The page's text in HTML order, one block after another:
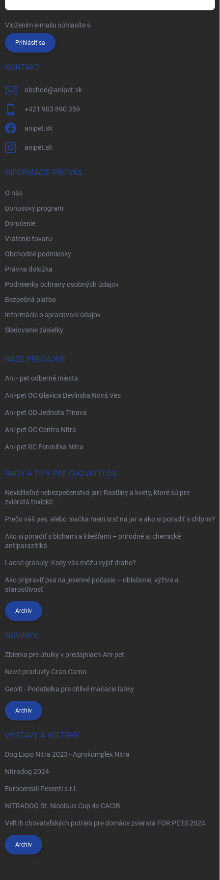
Vložením e-mailu súhlasíte s
Prihlásiť sa
KONTAKT
obchod@anipet.sk
+421 903 890 359
anipet.sk
anipet.sk
INFORMÁCIE PRE VÁS
O nás
Bonusový program
Doručenie
Vrátenie tovaru
Obchodné podmienky
Právna doložka
Podmienky ochrany osobných údajov
Bezpečná platba
Informácie o spracúvaní údajov
Sledovanie zásielky
NAŠE PREDAJNE
Ani - pet odberné miesta
Ani-pet OC Glavica Devínska Nová Ves
Ani-pet OD Jednota Trnava
Ani-pet OC Centro Nitra
Ani-pet RC Ferenitka Nitra
RADY A TIPY PRE CHOVATEĽOV
Neviditeľné nebezpečenstvá jari: Rastliny a kvety, ktoré sú pre
zvieratá toxické
Prečo váš pes, alebo mačka mení srsť na jar a ako si poradiť s chlpmi?
Ako si poradiť s blchami a kliešťami – prírodné aj chemické
antiparazitiká
Lacné granuly: Kedy vás môžu vyjsť draho?
Ako pripraviť psa na jesenné počasie – oblečenie, výživa a
starostlivosť
Archív
NOVINKY
Zbierka pre útulky v predajniach Ani-pet
Nové produkty Gran Carno
Geolit - Podstielka pre citlivé mačacie labky
Archív
VÝSTAVY A VELTRHY
Dog Expo Nitra 2023 - Agrokomplex Nitra
Nitradog 2024
Eurocereali Pesenti s.r.l.
NITRADOG St. Nicolaus Cup 4x CACIB
Veľtrh chovateľských potrieb pre domáce zvieratá FOR PETS 2024
Archív